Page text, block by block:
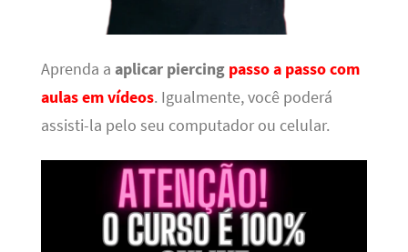
Aprenda a aplicar piercing passo a passo com
aulas em vídeos. Igualmente, você poderá
assisti-la pelo seu computador ou celular.